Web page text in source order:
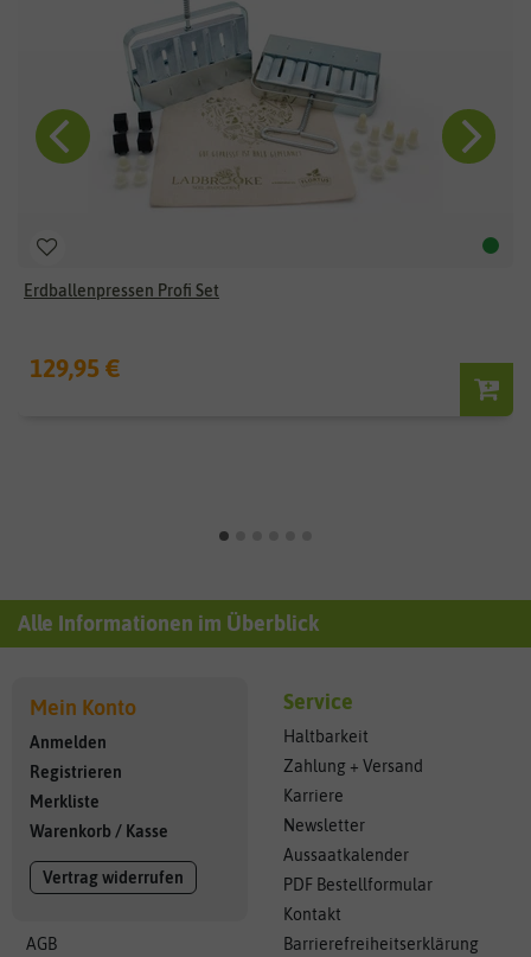
Erdballenpressen Profi Set
129,95 €
Alle Informationen im Überblick
Mein Konto
Anmelden
Registrieren
Merkliste
Warenkorb / Kasse
Vertrag widerrufen
AGB
Service
Haltbarkeit
Zahlung + Versand
Karriere
Newsletter
Aussaatkalender
PDF Bestellformular
Kontakt
Barrierefreiheitserklärung